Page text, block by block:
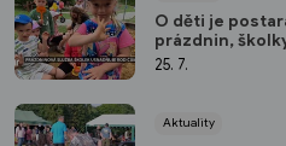
O děti je
prázdnin,
střídají
25. 7.
Aktuality